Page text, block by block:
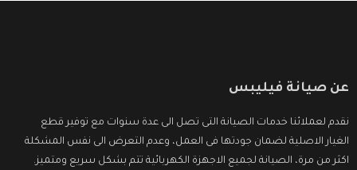
عن صيانة فيليبس
نقدم لعملائنا خدمات الصيانة التى تصل الى عدة سنوات مع توفير قطع
الغيار الاصلية لضمان جودتها فى العمل، وعدم التعرض الى نفس المشكلة
اكثر من مرة، الصيانة لجميع الاجهزة الكهربائية تتم بشكل سريع ومتميز.